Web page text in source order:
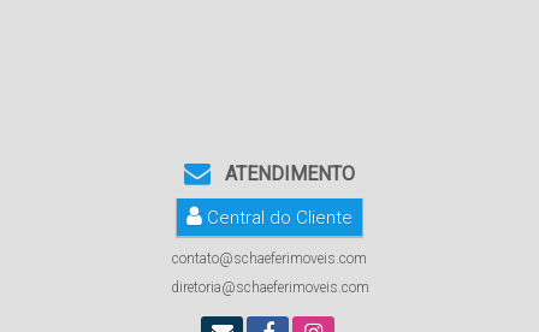
ATENDIMENTO
Central do Cliente
contato@schaeferimoveis.com
diretoria@schaeferimoveis.com